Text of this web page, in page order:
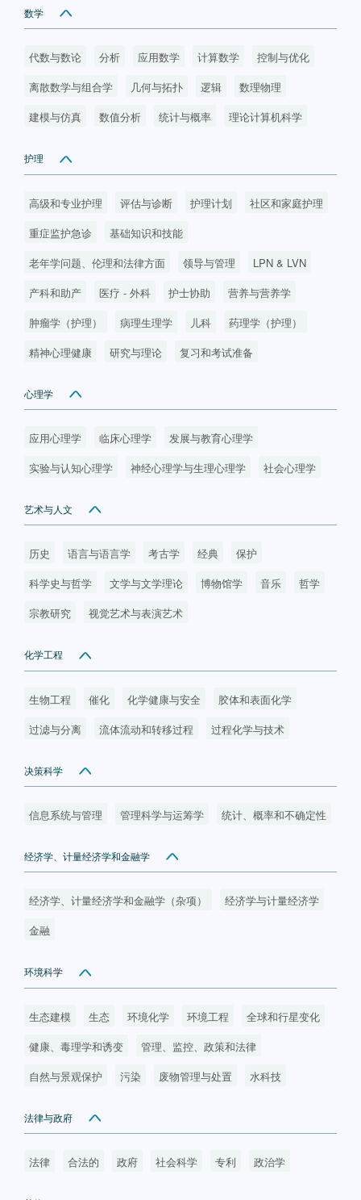
数学
代数与数论 分析 应用数学 计算数学
控制与优化
离散数学与组合学
几何与拓扑 逻辑
数理物理
建模与仿真
数值分析 统计与概率 理论计算机科学
护理
高级和专业护理 评估与诊断 护理计划
社区和家庭护理
重症监护急诊
基础知识和技能
老年学问题、伦理和法律方面
领导与管理
LPN & LVN
产科和助产
医疗 - 外科 护士协助
营养与营养学
肿瘤学（护理）
病理生理学 儿科
药理学（护理）
精神心理健康
研究与理论 复习和考试准备
心理学
应用心理学 临床心理学
发展与教育心理学
实验与认知心理学
神经心理学与生理心理学 社会心理学
艺术与人文
历史 语言与语言学 考古学 经典
保护
科学史与哲学
文学与文学理论 博物馆学 音乐
哲学
宗教研究
视觉艺术与表演艺术
化学工程
生物工程 催化 化学健康与安全
胶体和表面化学
过滤与分离
流体流动和转移过程 过程化学与技术
决策科学
信息系统与管理 管理科学与运筹学 统计、概率和不确定性
经济学、计量经济学和金融学
经济学、计量经济学和金融学（杂项）
经济学与计量经济学
金融
环境科学
生态建模 生态 环境化学 环境工程
全球和行星变化
健康、毒理学和诱变
管理、监控、政策和法律
自然与景观保护
污染 废物管理与处置 水科技
法律与政府
法律 合法的 政府 社会科学 专利 政治学